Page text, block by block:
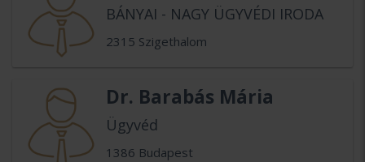
BÁNYAI - NAGY ÜGYVÉDI IRODA
2315 Szigethalom
Dr. Barabás Mária
Ügyvéd
1386 Budapest